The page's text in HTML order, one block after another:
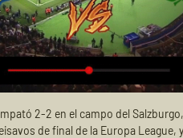
2-2 en el campo del
de final de la Europa League,